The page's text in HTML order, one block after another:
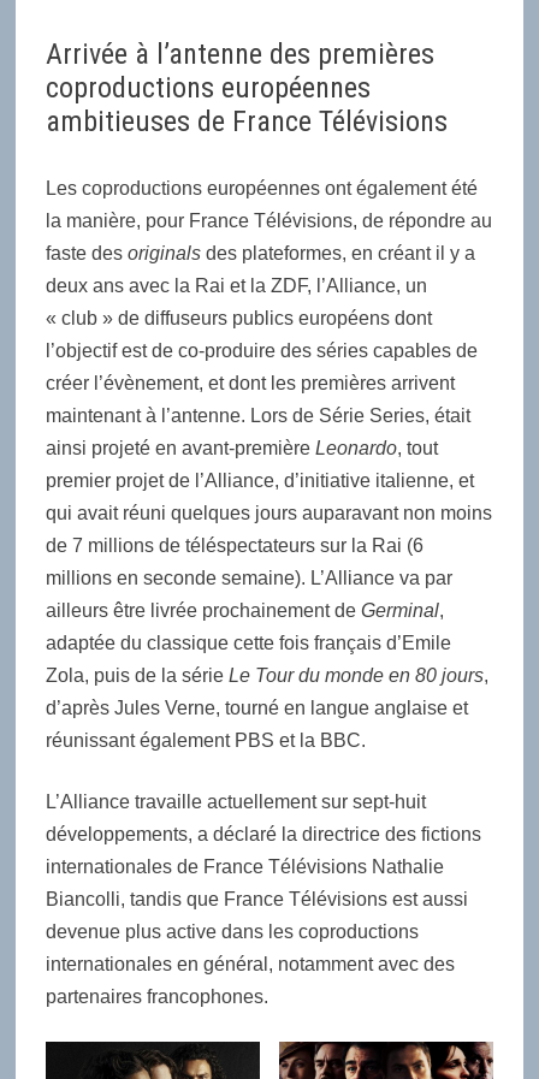
Arrivée à l’antenne des premières
coproductions européennes
ambitieuses de France Télévisions
Les coproductions européennes ont également été
la manière, pour France Télévisions, de répondre au
faste des originalsdes plateformes, en créant il y a
deux ans avec la Rai et la ZDF, l’Alliance, un
« club » de diffuseurs publics européens dont
l’objectif est de co-produire des séries capables de
créer l’évènement, et dont les premières arrivent
maintenant à l’antenne. Lors de Série Series, était
ainsi projeté en avant-première Leonardo, tout
premier projet de l’Alliance, d’initiative italienne, et
qui avait réuni quelques jours auparavant non moins
de 7 millions de téléspectateurs sur la Rai (6
millions en seconde semaine). L’Alliance va par
ailleurs être livrée prochainement de Germinal,
adaptée du classique cette fois français d’Emile
Zola, puis de la série Le Tour du monde en 80 jours,
d’après Jules Verne, tourné en langue anglaise et
réunissant également PBS et la BBC.
L’Alliance travaille actuellement sur sept-huit
développements, a déclaré la directrice des fictions
internationales de France Télévisions Nathalie
Biancolli, tandis que France Télévisions est aussi
devenue plus active dans les coproductions
internationales en général, notamment avec des
partenaires francophones.